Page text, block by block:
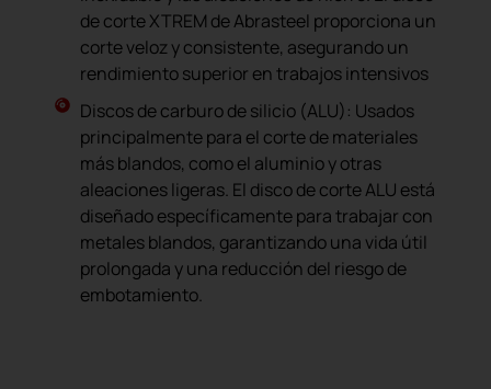
de corte XTREM de Abrasteel proporciona un
corte veloz y consistente, asegurando un
rendimiento superior en trabajos intensivos
Discos de carburo de silicio (ALU): Usados
principalmente para el corte de materiales
más blandos, como el aluminio y otras
aleaciones ligeras. El disco de corte ALU está
diseñado específicamente para trabajar con
metales blandos, garantizando una vida útil
prolongada y una reducción del riesgo de
embotamiento.